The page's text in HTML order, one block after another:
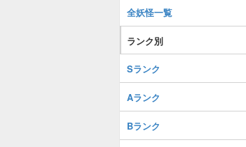
全妖怪一覧
ランク別
Sランク
Aランク
Bランク